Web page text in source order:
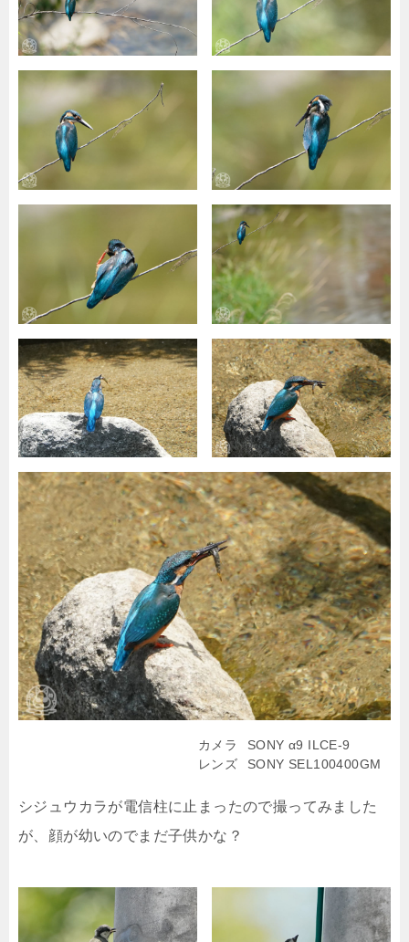
カメラ
SONY α9 ILCE-9
レンズ
SONY SEL100400GM
シジュウカラが電信柱に止まったので撮ってみました
が、顔が幼いのでまだ子供かな？